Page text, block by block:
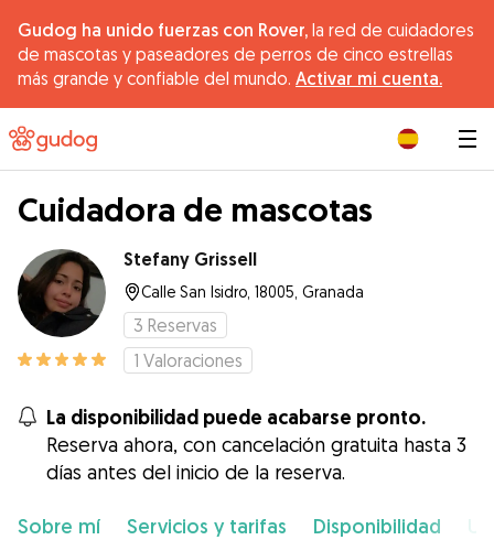
Gudog ha unido fuerzas con Rover, la red de cuidadores
de mascotas y paseadores de perros de cinco estrellas
más grande y confiable del mundo. Activar mi cuenta.
Cuidadora de mascotas
Stefany Grissell
Calle San Isidro, 18005, Granada
3 Reservas
1 Valoraciones
La disponibilidad puede acabarse pronto.
Reserva ahora, con cancelación gratuita hasta 3
días antes del inicio de la reserva.
Sobre mí Servicios y tarifas Disponibilidad